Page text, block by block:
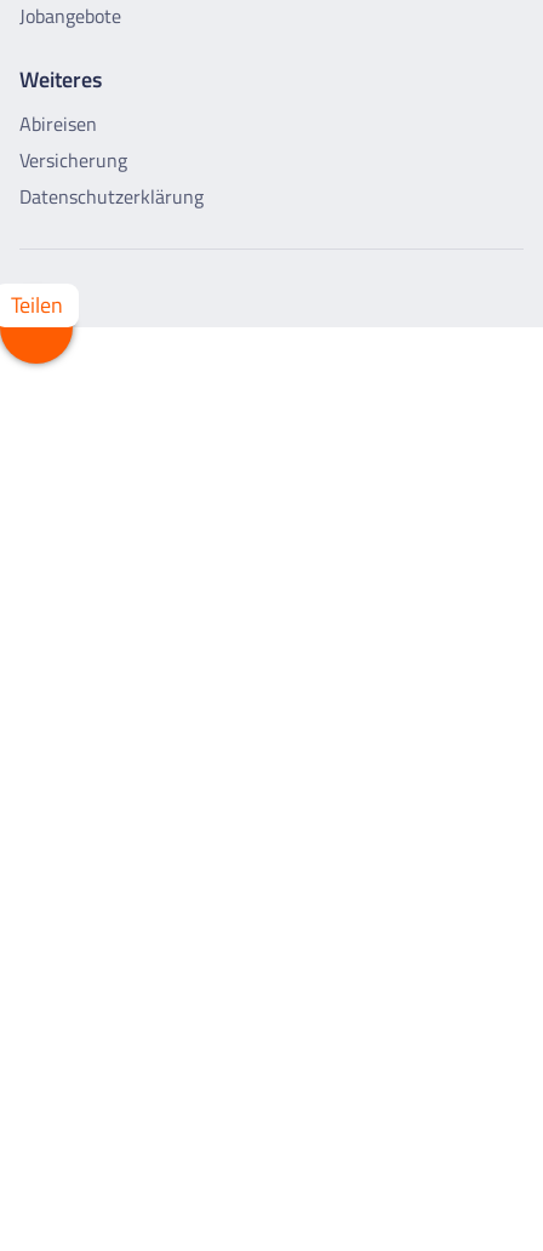
Jobangebote
Weiteres
Abireisen
Versicherung
Datenschutzerklärung
Teilen
Whatsapp
Facebook
X